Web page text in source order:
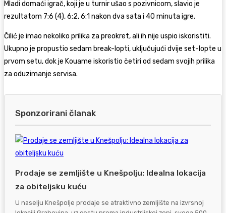
Mladi domaći igrač, koji je u turnir ušao s pozivnicom, slavio je
rezultatom 7:6 (4), 6:2, 6:1 nakon dva sata i 40 minuta igre.
Čilić je imao nekoliko prilika za preokret, ali ih nije uspio iskoristiti.
Ukupno je propustio sedam break-lopti, uključujući dvije set-lopte u
prvom setu, dok je Kouame iskoristio četiri od sedam svojih prilika
za oduzimanje servisa.
Sponzorirani članak
Prodaje se zemljište u Knešpolju: Idealna lokacija
za obiteljsku kuću
U naselju Knešpolje prodaje se atraktivno zemljište na izvrsnoj